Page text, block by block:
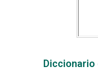
Diccionario